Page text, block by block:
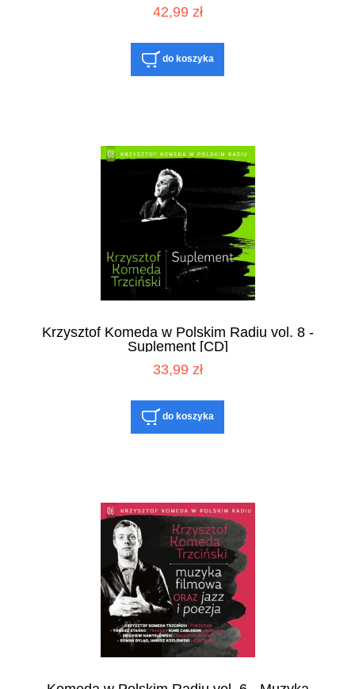
42,99 zł
do koszyka
Krzysztof Komeda w Polskim Radiu vol. 8 -
Suplement [CD]
33,99 zł
do koszyka